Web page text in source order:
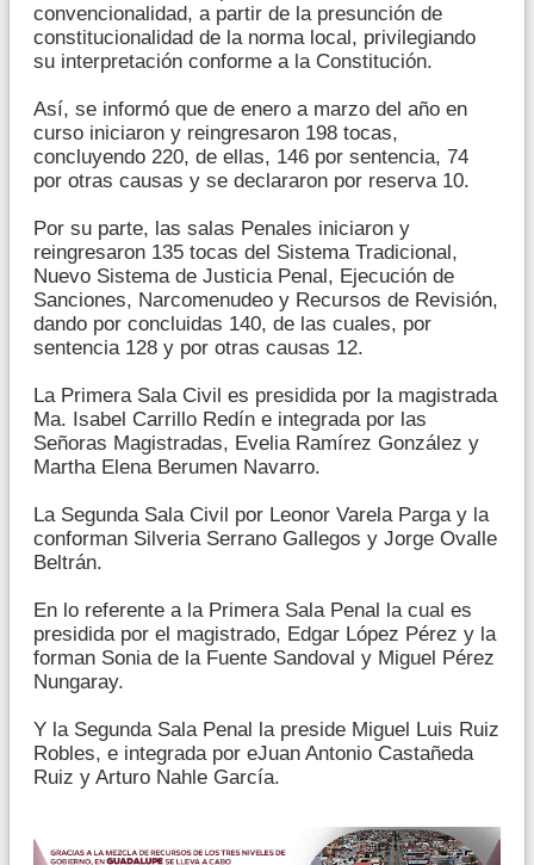
convencionalidad, a partir de la presunción de
constitucionalidad de la norma local, privilegiando
su interpretación conforme a la Constitución.
Así, se informó que de enero a marzo del año en
curso iniciaron y reingresaron 198 tocas,
concluyendo 220, de ellas, 146 por sentencia, 74
por otras causas y se declararon por reserva 10.
Por su parte, las salas Penales iniciaron y
reingresaron 135 tocas del Sistema Tradicional,
Nuevo Sistema de Justicia Penal, Ejecución de
Sanciones, Narcomenudeo y Recursos de Revisión,
dando por concluidas 140, de las cuales, por
sentencia 128 y por otras causas 12.
La Primera Sala Civil es presidida por la magistrada
Ma. Isabel Carrillo Redín e integrada por las
Señoras Magistradas, Evelia Ramírez González y
Martha Elena Berumen Navarro.
La Segunda Sala Civil por Leonor Varela Parga y la
conforman Silveria Serrano Gallegos y Jorge Ovalle
Beltrán.
En lo referente a la Primera Sala Penal la cual es
presidida por el magistrado, Edgar López Pérez y la
forman Sonia de la Fuente Sandoval y Miguel Pérez
Nungaray.
Y la Segunda Sala Penal la preside Miguel Luis Ruiz
Robles, e integrada por eJuan Antonio Castañeda
Ruiz y Arturo Nahle García.